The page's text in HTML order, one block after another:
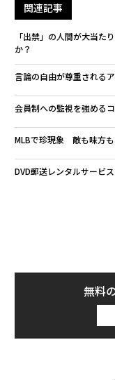
関連記事
「出禁」の人間が大当た
か？
言論の自由が尊重される
会員制への監視を強める
MLBで珍現象 敵も味方
DVD郵送レンタルサービ
無料